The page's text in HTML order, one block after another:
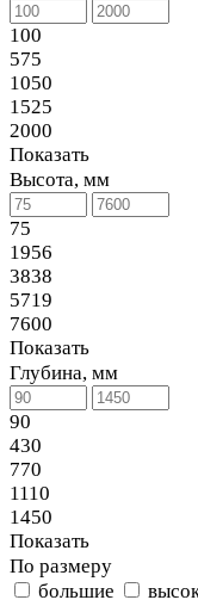
100
575
1050
1525
2000
Показать
Высота, мм
75
1956
3838
5719
7600
Показать
Глубина, мм
90
430
770
1110
1450
Показать
По размеру
большие